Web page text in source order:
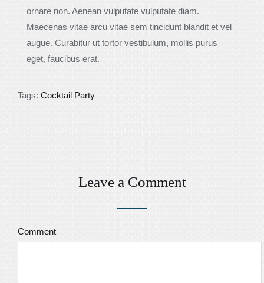
ornare non. Aenean vulputate vulputate diam.
Maecenas vitae arcu vitae sem tincidunt blandit et vel
augue. Curabitur ut tortor vestibulum, mollis purus
eget, faucibus erat.
Tags: Cocktail Party
Leave a Comment
Comment